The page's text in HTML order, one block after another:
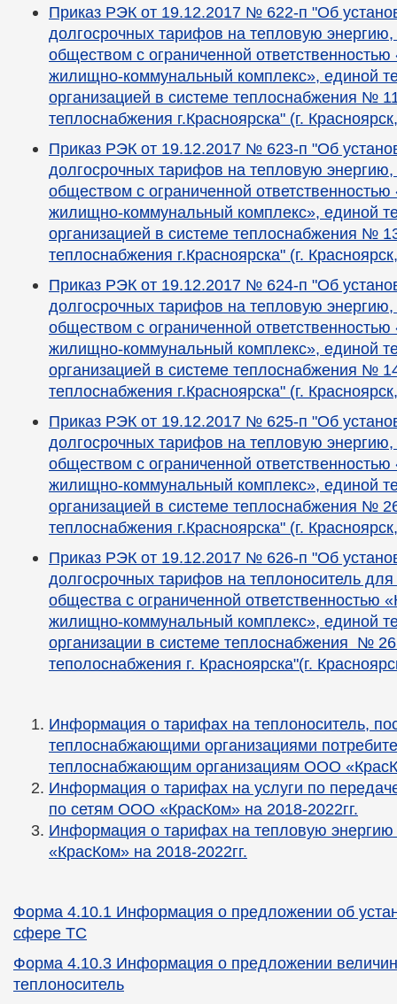
Приказ РЭК от 19.12.2017 № 622-п "Об
долгосрочных тарифов на тепловую
обществом с ограниченной ответственностью
жилищно-коммунальный комплекс», единой
организацией в системе теплоснабжения №
теплоснабжения г.Красноярска" (г.
Приказ РЭК от 19.12.2017 № 623-п "Об
долгосрочных тарифов на тепловую
обществом с ограниченной ответственностью
жилищно-коммунальный комплекс», единой
организацией в системе теплоснабжения №
теплоснабжения г.Красноярска" (г.
Приказ РЭК от 19.12.2017 № 624-п "Об
долгосрочных тарифов на тепловую
обществом с ограниченной ответственностью
жилищно-коммунальный комплекс», единой
организацией в системе теплоснабжения №
теплоснабжения г.Красноярска" (г.
Приказ РЭК от 19.12.2017 № 625-п "Об
долгосрочных тарифов на тепловую
обществом с ограниченной ответственностью
жилищно-коммунальный комплекс», единой
организацией в системе теплоснабжения №
теплоснабжения г.Красноярска" (г.
Приказ РЭК от 19.12.2017 № 626-п "Об
долгосрочных тарифов на теплоноситель для
общества с ограниченной ответственностью
жилищно-коммунальный комплекс», единой
организации в системе теплоснабжения №
теполоснабжения г. Красноярска"(г.
Информация о тарифах на теплоноситель,
теплоснабжающими организациями
теплоснабжающим организациям ООО
Информация о тарифах на услуги по
по сетям ООО «КрасКом» на 2018-2022гг.
Информация о тарифах на тепловую
«КрасКом» на 2018-2022гг.
Форма 4.10.1 Информация о предложении об
сфере ТС
Форма 4.10.3 Информация о предложении
теплоноситель